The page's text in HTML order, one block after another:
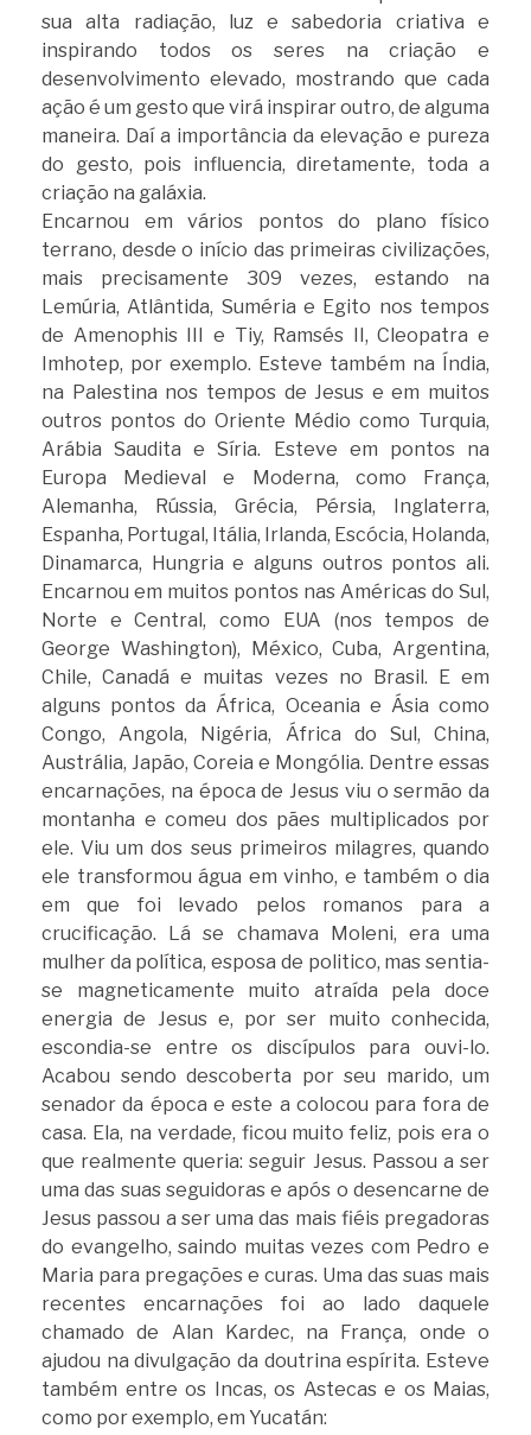
sua alta radiação, luz e sabedoria criativa e
inspirando todos os seres na criação e
desenvolvimento elevado, mostrando que cada
ação é um gesto que virá inspirar outro, de alguma
maneira. Daí a importância da elevação e pureza
do gesto, pois influencia, diretamente, toda a
criação na galáxia.
Encarnou em vários pontos do plano físico
terrano, desde o início das primeiras civilizações,
mais precisamente 309 vezes, estando na
Lemúria, Atlântida, Suméria e Egito nos tempos
de Amenophis III e Tiy, Ramsés II, Cleopatra e
Imhotep, por exemplo. Esteve também na Índia,
na Palestina nos tempos de Jesus e em muitos
outros pontos do Oriente Médio como Turquia,
Arábia Saudita e Síria. Esteve em pontos na
Europa Medieval e Moderna, como França,
Alemanha, Rússia, Grécia, Pérsia, Inglaterra,
Espanha, Portugal, Itália, Irlanda, Escócia, Holanda,
Dinamarca, Hungria e alguns outros pontos ali.
Encarnou em muitos pontos nas Américas do Sul,
Norte e Central, como EUA (nos tempos de
George Washington), México, Cuba, Argentina,
Chile, Canadá e muitas vezes no Brasil. E em
alguns pontos da África, Oceania e Ásia como
Congo, Angola, Nigéria, África do Sul, China,
Austrália, Japão, Coreia e Mongólia. Dentre essas
encarnações, na época de Jesus viu o sermão da
montanha e comeu dos pães multiplicados por
ele. Viu um dos seus primeiros milagres, quando
ele transformou água em vinho, e também o dia
em que foi levado pelos romanos para a
crucificação. Lá se chamava Moleni, era uma
mulher da política, esposa de politico, mas sentia-
se magneticamente muito atraída pela doce
energia de Jesus e, por ser muito conhecida,
escondia-se entre os discípulos para ouvi-lo.
Acabou sendo descoberta por seu marido, um
senador da época e este a colocou para fora de
casa. Ela, na verdade, ficou muito feliz, pois era o
que realmente queria: seguir Jesus. Passou a ser
uma das suas seguidoras e após o desencarne de
Jesus passou a ser uma das mais fiéis pregadoras
do evangelho, saindo muitas vezes com Pedro e
Maria para pregações e curas. Uma das suas mais
recentes encarnações foi ao lado daquele
chamado de Alan Kardec, na França, onde o
ajudou na divulgação da doutrina espírita. Esteve
também entre os Incas, os Astecas e os Maias,
como por exemplo, em Yucatán: